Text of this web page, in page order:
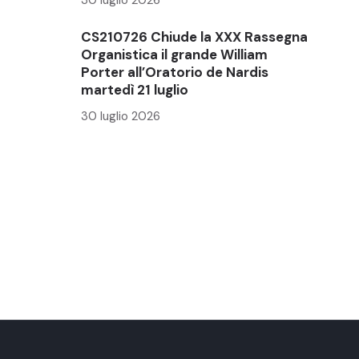
CS210726 Chiude la XXX Rassegna
Organistica il grande William
Porter all’Oratorio de Nardis
martedì 21 luglio
30 luglio 2026